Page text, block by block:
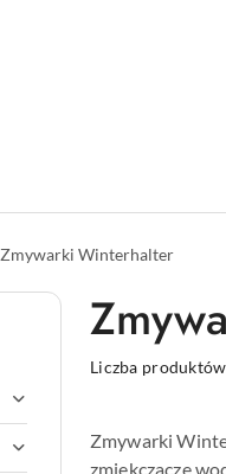
Zmywarki Winterhalter
Liczba
Zmywarki
zmiękczacze